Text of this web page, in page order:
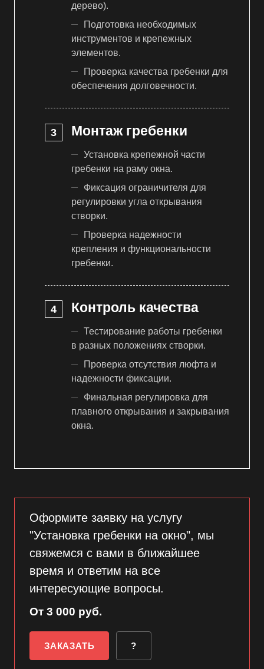
дерево).
Подготовка необходимых
инструментов и крепежных
элементов.
Проверка качества гребенки для
обеспечения долговечности.
Монтаж гребенки
Установка крепежной части
гребенки на раму окна.
Фиксация ограничителя для
регулировки угла открывания
створки.
Проверка надежности
крепления и функциональности
гребенки.
Контроль качества
Тестирование работы гребенки
в разных положениях створки.
Проверка отсутствия люфта и
надежности фиксации.
Финальная регулировка для
плавного открывания и закрывания
окна.
Оформите заявку на услугу
"Установка гребенки на окно", мы
свяжемся с вами в ближайшее
время и ответим на все
интересующие вопросы.
От 3 000 руб.
ЗАКАЗАТЬ ?